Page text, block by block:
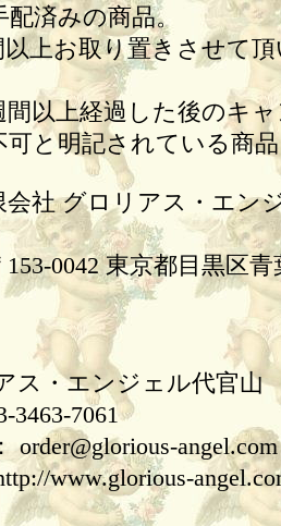
済みの商品。
上お取り置きさせて
間以上経過した後のキ
と明記されている商
会社 グロリアス・エン
0042 東京都目黒区青
ス・エンジェル代官山
3463-7061
angel.com
www.glorious-